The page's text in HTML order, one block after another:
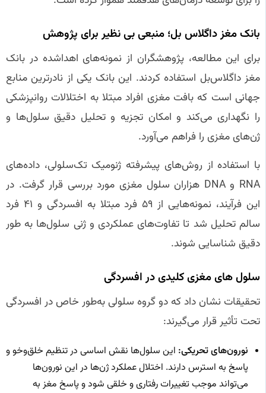
بانک مغز داگلاس‌ بل؛ منبعی بی‌ نظیر برای پژوهش
برای این مطالعه، پژوهشگران از نمونه‌های اهداشده در بانک
مغز داگلاس‌بل استفاده کردند. این بانک یکی از نادرترین منابع
جهانی است که بافت مغزی افراد مبتلا به اختلالات روانپزشکی
را نگهداری می‌کند و امکان تجزیه و تحلیل دقیق سلول‌ها و
ژن‌های مغزی را فراهم می‌آورد.
با استفاده از روش‌های پیشرفته ژنومیک تک‌سلولی، داده‌های
RNA و DNA هزاران سلول مغزی مورد بررسی قرار گرفت. در
این فرآیند، نمونه‌هایی از ۵۹ فرد مبتلا به افسردگی و ۴۱ فرد
سالم تحلیل شد تا تفاوت‌های عملکردی و ژنی سلول‌ها به طور
دقیق شناسایی شوند.
سلول‌ های مغزی کلیدی در افسردگی
تحقیقات نشان داد که دو گروه سلولی به‌طور خاص در افسردگی
تحت تأثیر قرار می‌گیرند:
نورون‌های تحریکی: این سلول‌ها نقش اساسی در تنظیم خلق‌وخو و
پاسخ به استرس دارند. اختلال عملکرد ژن‌ها در این نورون‌ها
می‌تواند موجب تغییرات رفتاری و خلقی شود و پاسخ مغز به